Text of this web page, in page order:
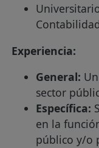
Experiencia:
General:
sector
Específica:
en la
público y/o